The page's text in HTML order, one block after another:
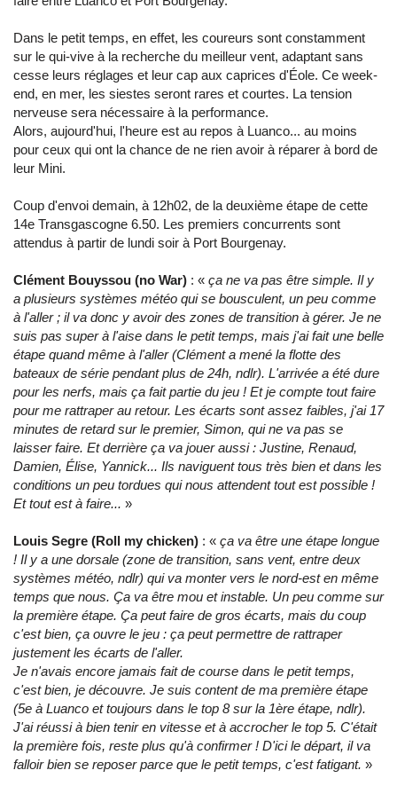
Dans le petit temps, en effet, les coureurs sont constamment
sur le qui-vive à la recherche du meilleur vent, adaptant sans
cesse leurs réglages et leur cap aux caprices d'Éole. Ce week-
end, en mer, les siestes seront rares et courtes. La tension
nerveuse sera nécessaire à la performance.
Alors, aujourd'hui, l'heure est au repos à Luanco... au moins
pour ceux qui ont la chance de ne rien avoir à réparer à bord de
leur Mini.
Coup d'envoi demain, à 12h02, de la deuxième étape de cette
14e Transgascogne 6.50. Les premiers concurrents sont
attendus à partir de lundi soir à Port Bourgenay.
Clément Bouyssou (no War) : « ça ne va pas être simple. Il y
a plusieurs systèmes météo qui se bousculent, un peu comme
à l'aller ; il va donc y avoir des zones de transition à gérer. Je ne
suis pas super à l'aise dans le petit temps, mais j'ai fait une belle
étape quand même à l'aller (Clément a mené la flotte des
bateaux de série pendant plus de 24h, ndlr). L'arrivée a été dure
pour les nerfs, mais ça fait partie du jeu ! Et je compte tout faire
pour me rattraper au retour. Les écarts sont assez faibles, j'ai 17
minutes de retard sur le premier, Simon, qui ne va pas se
laisser faire. Et derrière ça va jouer aussi : Justine, Renaud,
Damien, Élise, Yannick... Ils naviguent tous très bien et dans les
conditions un peu tordues qui nous attendent tout est possible !
Et tout est à faire... »
Louis Segre (Roll my chicken) : « ça va être une étape longue
! Il y a une dorsale (zone de transition, sans vent, entre deux
systèmes météo, ndlr) qui va monter vers le nord-est en même
temps que nous. Ça va être mou et instable. Un peu comme sur
la première étape. Ça peut faire de gros écarts, mais du coup
c'est bien, ça ouvre le jeu : ça peut permettre de rattraper
justement les écarts de l'aller.
Je n'avais encore jamais fait de course dans le petit temps,
c'est bien, je découvre. Je suis content de ma première étape
(5e à Luanco et toujours dans le top 8 sur la 1ère étape, ndlr).
J'ai réussi à bien tenir en vitesse et à accrocher le top 5. C'était
la première fois, reste plus qu'à confirmer ! D'ici le départ, il va
falloir bien se reposer parce que le petit temps, c'est fatigant. »